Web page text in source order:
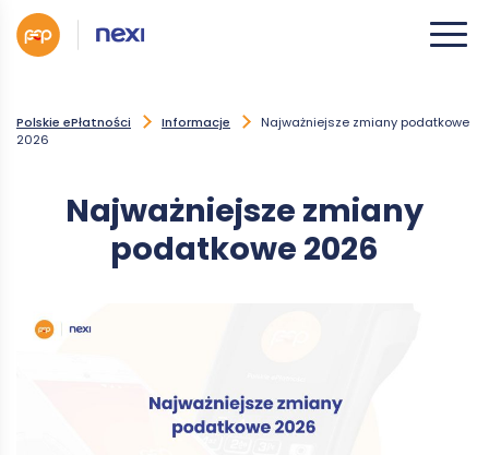
Polskie ePłatności Informacje
Najważniejsze zmiany podatkowe
2026
Najważniejsze zmiany
podatkowe 2026